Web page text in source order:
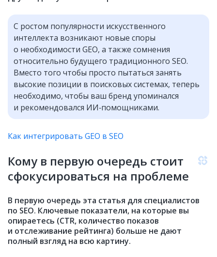
С ростом популярности искусственного
интеллекта возникают новые споры
о необходимости GEO, а также сомнения
относительно будущего традиционного SEO.
Вместо того чтобы просто пытаться занять
высокие позиции в поисковых системах, теперь
необходимо, чтобы ваш бренд упоминался
и рекомендовался ИИ‑помощниками.
Как интегрировать GEO в SEO
Кому в первую очередь стоит
сфокусироваться на проблеме
В первую очередь эта статья для специалистов
по SEO. Ключевые показатели, на которые вы
опираетесь (CTR, количество показов
и отслеживание рейтинга) больше не дают
полный взгляд на всю картину.